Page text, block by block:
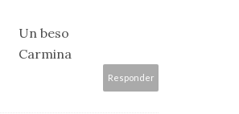
Un beso
Carmina
Responder